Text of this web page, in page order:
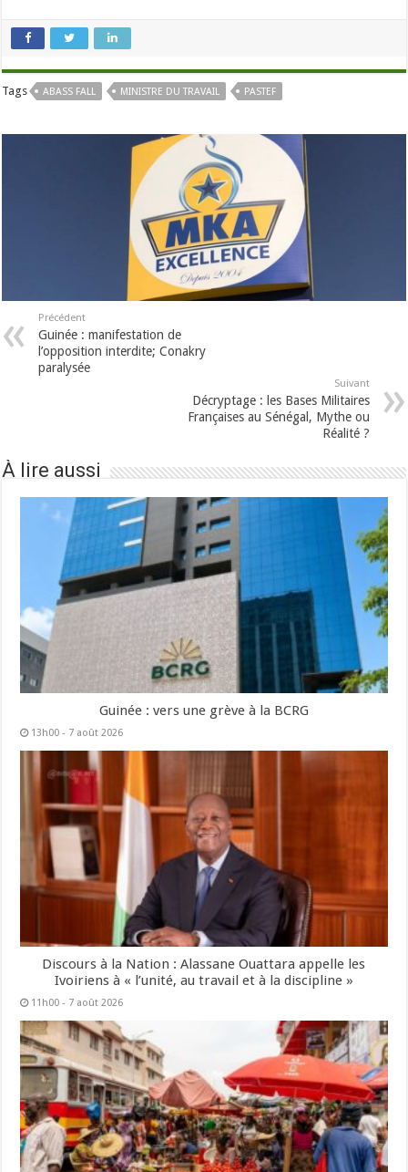
Tags ABASS FALL MINISTRE DU TRAVAIL PASTEF
Précédent
Guinée : manifestation de
l’opposition interdite; Conakry
paralysée
Suivant
Décryptage : les Bases Militaires
Françaises au Sénégal, Mythe ou
Réalité ?
À lire aussi
Guinée : vers une grève à la BCRG
13h00 - 7 août 2026
Discours à la Nation : Alassane Ouattara appelle les
Ivoiriens à « l’unité, au travail et à la discipline »
11h00 - 7 août 2026